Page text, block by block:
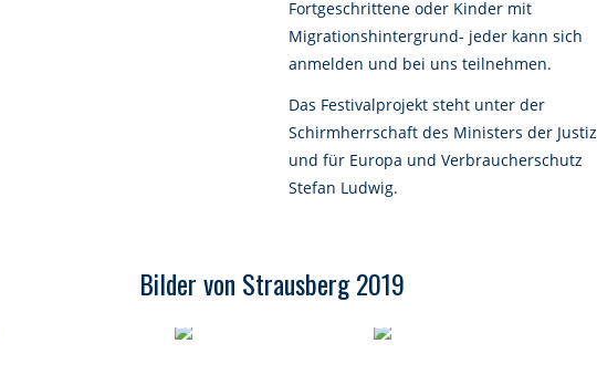
Fortgeschrittene oder Kinder mit
Migrationshintergrund- jeder kann sich
anmelden und bei uns teilnehmen.
Das Festivalprojekt steht unter der
Schirmherrschaft des Ministers der Justiz
und für Europa und Verbraucherschutz
Stefan Ludwig.
Bilder von Strausberg 2019